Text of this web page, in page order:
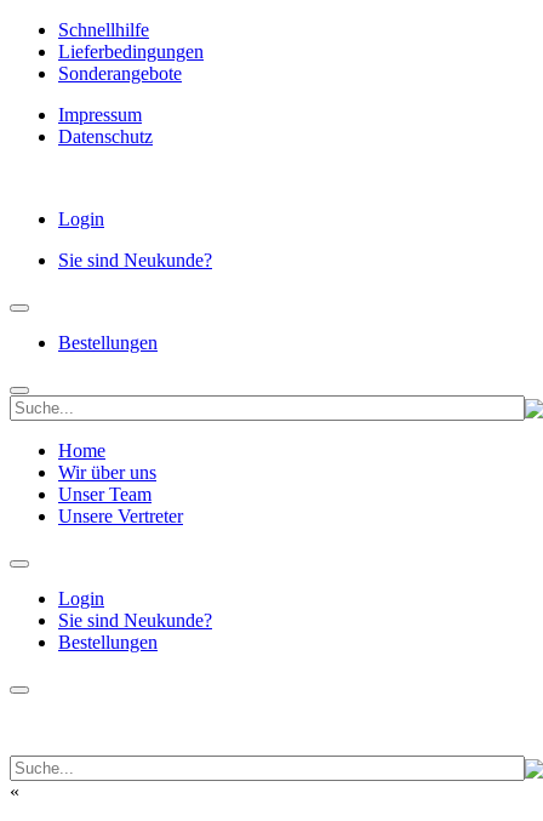
Schnellhilfe
Lieferbedingungen
Sonderangebote
Impressum
Datenschutz
Login
Sie sind Neukunde?
Bestellungen
Home
Wir über uns
Unser Team
Unsere Vertreter
Login
Sie sind Neukunde?
Bestellungen
«